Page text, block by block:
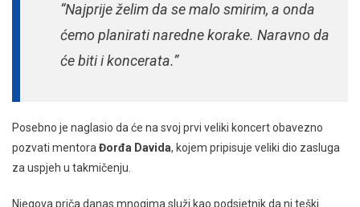
“Najprije želim da se malo smirim, a onda
ćemo planirati naredne korake. Naravno da
će biti i koncerata.”
Posebno je naglasio da će na svoj prvi veliki koncert obavezno
pozvati mentora Đorđa Davida, kojem pripisuje veliki dio zasluga
za uspjeh u takmičenju.
Njegova priča danas mnogima služi kao podsjetnik da ni teški